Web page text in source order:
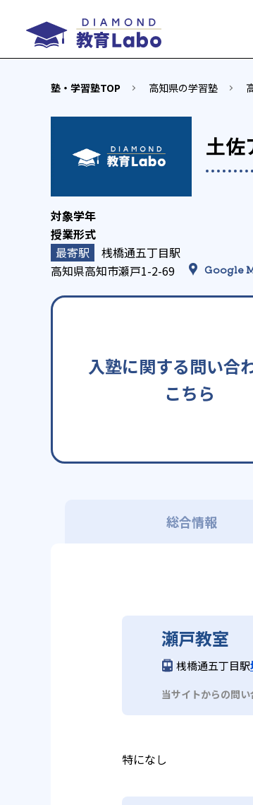
塾・学習塾TOP 高知県の学習塾
土佐
桟橋通五丁目駅
高知県高知市瀬戸1-2-69
Google
入塾に関する問い合
こちら
総合情報
瀬戸教室
桟橋通五丁目駅
当サイトからの問
特になし